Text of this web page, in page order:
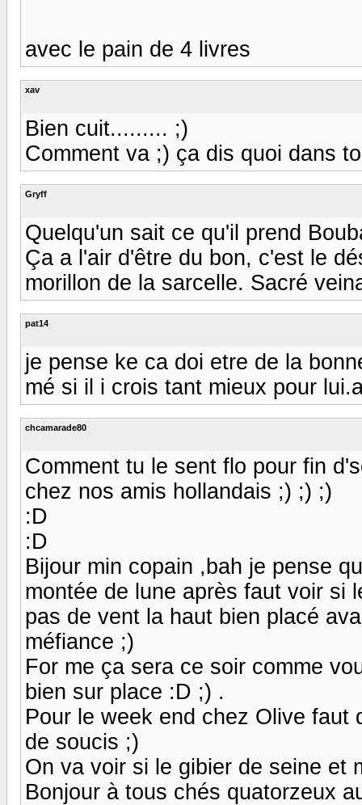
avec le pain de 4 livres
xav
Bien cuit......... ;)
Comment va ;) ça dis quoi dans
Gryff
Quelqu'un sait ce qu'il prend
Ça a l'air d'être du bon, c'est le
morillon de la sarcelle. Sacré
pat14
je pense ke ca doi etre de la
mé si il i crois tant mieux pour
chcamarade80
Comment tu le sent flo pour fin
chez nos amis hollandais ;) ;) ;)
:D
:D
Bijour min copain ,bah je pense
montée de lune après faut voir si
pas de vent la haut bien placé
méfiance ;)
For me ça sera ce soir comme
bien sur place :D ;) .
Pour le week end chez Olive faut
de soucis ;)
On va voir si le gibier de seine et
Bonjour à tous chés quatorzeux